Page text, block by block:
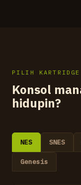
PILIH KARTRIDGE
Konsol
hidupin?
NES SNES
Genesis